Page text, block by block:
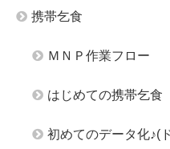
携帯乞食
ＭＮＰ作業フロー
はじめての携帯乞食
初めてのデータ化♪(